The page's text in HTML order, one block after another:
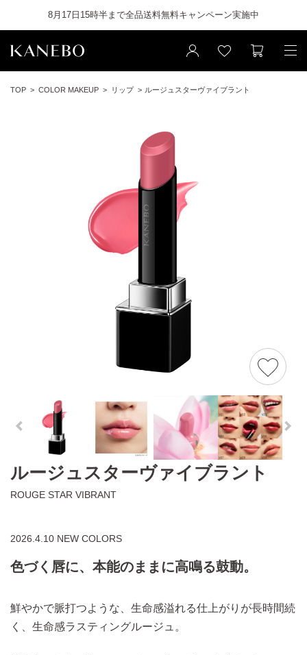
8月17日15時半まで全品送料無料キャンペーン実施中
TOP COLOR MAKEUP リップ ルージュスターヴァイブラント
ルージュスターヴァイブラント
ROUGE STAR VIBRANT
2026.4.10 NEW COLORS
色づく唇に、本能のままに高鳴る鼓動。
鮮やかで脈打つような、生命感溢れる仕上がりが長時間続
く、生命感ラスティングルージュ。